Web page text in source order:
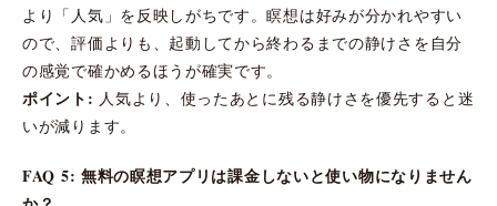
より「人気」を反映しがちです。瞑想は好みが分かれやすい
ので、評価よりも、起動してから終わるまでの静けさを自分
の感覚で確かめるほうが確実です。
ポイント: 人気より、使ったあとに残る静けさを優先すると迷
いが減ります。
FAQ 5: 無料の瞑想アプリは課金しないと使い物になりません